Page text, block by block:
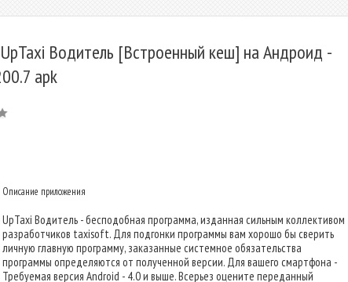
Водитель [Встроенный кеш] на Андроид -
apk
Описание приложения
UpTaxi Водитель - бесподобная программа, изданная сильным коллективом
разработчиков taxisoft. Для подгонки программы вам хорошо бы сверить
личную главную программу, заказанные системное обязательства
программы определяются от полученной версии. Для вашего смартфона -
Требуемая версия Android - 4.0 и выше. Всерьез оцените переданный